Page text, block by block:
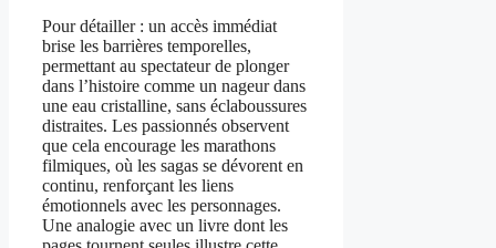
Pour détailler : un accès immédiat
brise les barrières temporelles,
permettant au spectateur de plonger
dans l’histoire comme un nageur dans
une eau cristalline, sans éclaboussures
distraites. Les passionnés observent
que cela encourage les marathons
filmiques, où les sagas se dévorent en
continu, renforçant les liens
émotionnels avec les personnages.
Une analogie avec un livre dont les